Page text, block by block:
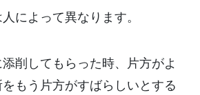
によって異なります。
削してもらった時、片方がよ
もう片方がすばらしいとする